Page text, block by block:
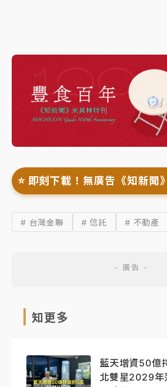
⭐️ 即刻下載！無廣告《知新聞
# 台灣金聯 # 信託 # 不動產
知更多
藍天增資50
北雙星2029年